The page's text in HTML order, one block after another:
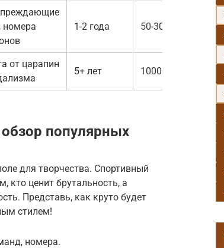
номера
1-2 года 50-300 руб.
от царапин
5+ лет 1000+ руб.
популярных
для творчества. Спортивный
кто ценит брутальность, а
Представь, как круто будет
стилем!
номера.